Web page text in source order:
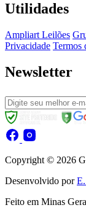
Utilidades
Ampliart Leilões
Privacidade Termos
Newsletter
Copyright © 2026
Desenvolvido por
Feito em Minas